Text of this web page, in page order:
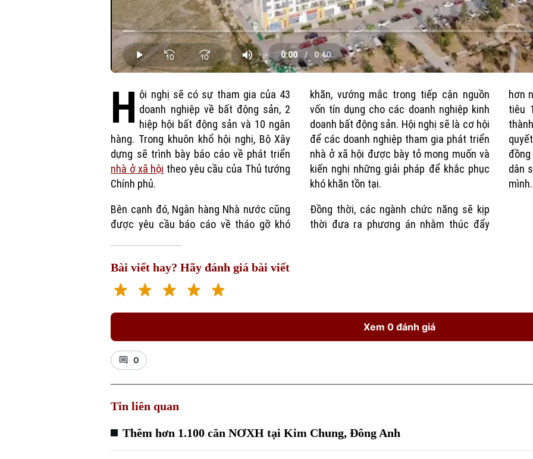
Loaded:
2.23%
Play Mute
Current
Time
0:00
/
Duration
0:40
H ội nghị sẽ có sự tham gia của 43
doanh nghiệp về bất động sản, 2
hiệp hội bất động sản và 10 ngân
hàng. Trong khuôn khổ hội nghị, Bộ Xây
dựng sẽ trình bày báo cáo về phát triển
nhà ở xã hội theo yêu cầu của Thủ tướng
Chính phủ.
Bên cạnh đó, Ngân hàng Nhà nước cũng
được yêu cầu báo cáo về tháo gỡ khó
khăn, vướng mắc trong tiếp cận nguồn
vốn tín dụng cho các doanh nghiệp kinh
doanh bất động sản. Hội nghị sẽ là cơ hội
để các doanh nghiệp tham gia phát triển
nhà ở xã hội được bày tỏ mong muốn và
kiến nghị những giải pháp để khắc phục
khó khăn tồn tại.
Đồng thời, các ngành chức năng sẽ kịp
thời đưa ra phương án nhằm thúc đẩy
hơn
tiêu
dân
mình.
Bài viết hay? Hãy đánh giá bài viết
Xem 0 đánh giá
0
Tin liên quan
Thêm hơn 1.100 căn NƠXH tại Kim Chung, Đông Anh